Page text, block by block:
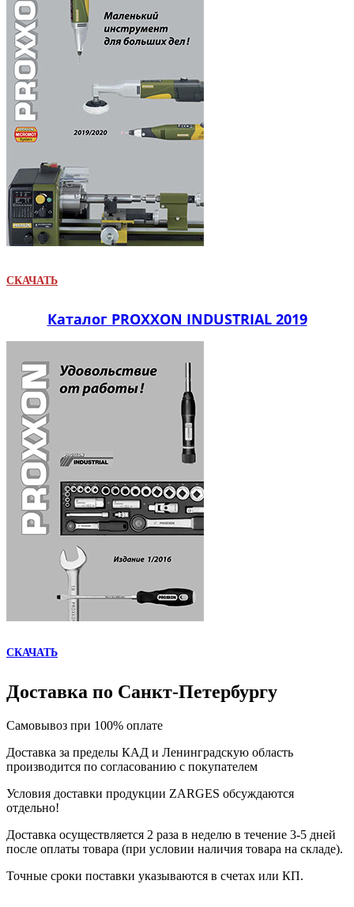
СКАЧАТЬ
Каталог PROXXON INDUSTRIAL 2019
СКАЧАТЬ
Доставка по Санкт-Петербургу
Самовывоз при 100% оплате
Доставка за пределы КАД и Ленинградскую область
производится по согласованию с покупателем
Условия доставки продукции ZARGES обсуждаются
отдельно!
Доставка осуществляется 2 раза в неделю в течение 3-5 дней
после оплаты товара (при условии наличия товара на складе).
Точные сроки поставки указываются в счетах или КП.